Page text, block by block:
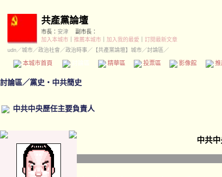
共產黨論壇
市長： 安津
副市長：
加入本城市
推薦本城市 加入我的最愛
訂閱最新文章
udn／城市／政治社會 ／政治時事／ 【共產黨論壇】城市／討論區／
本城市首頁 精華區 投票區 影像館
討論區／黨史‧中共簡史
中共中央歷任主要負責人
中共